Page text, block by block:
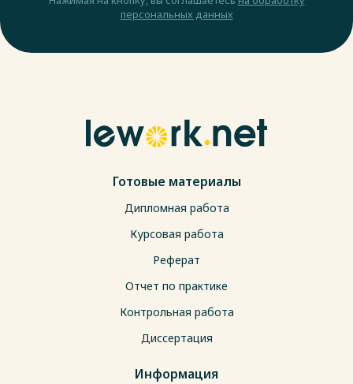
персональных данных
Готовые материалы
Дипломная работа
Курсовая работа
Реферат
Отчет по практике
Контрольная работа
Диссертация
Информация